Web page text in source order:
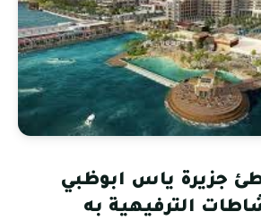
جزيرة ياس ابوظبي
الترفيهية به